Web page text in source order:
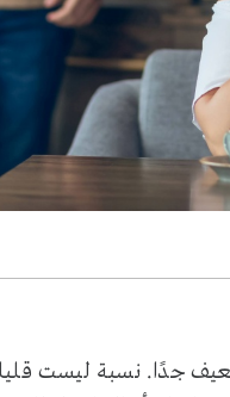
جدًا. نسبة ليست